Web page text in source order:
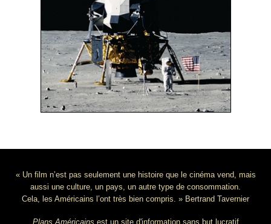
« Un film n’est pas seulement une histoire que le cinéma vend, mais
aussi une culture, un pays, un autre type de consommation.
Cela, les Américains l’ont très bien compris. » Bertrand Tavernier
Plans Américains est un site d'information sans but lucratif